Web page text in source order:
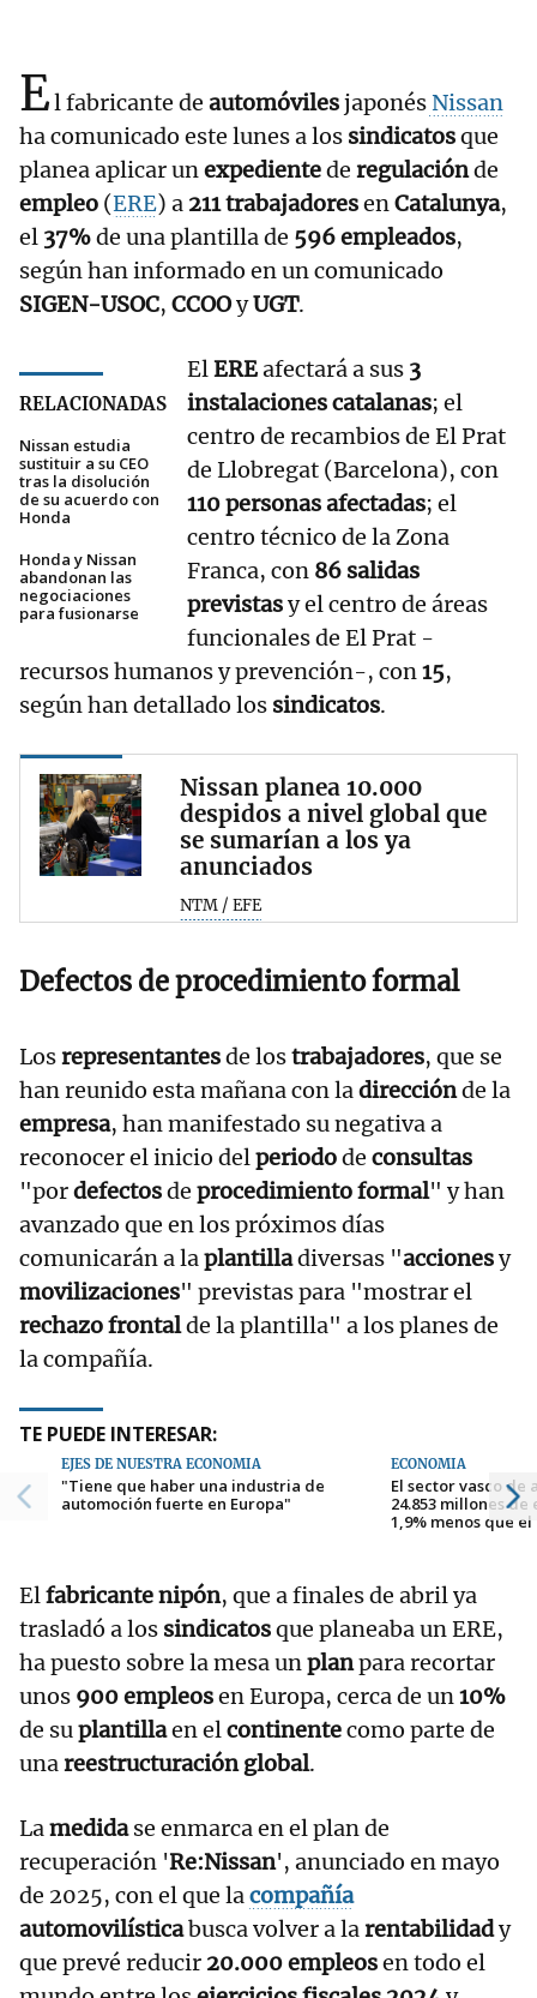
El fabricante de automóvilesjaponés Nissan
ha comunicado este lunes a los sindicatosque
planea aplicar unexpedientede regulaciónde
empleo (ERE) a 211 trabajadoresenCatalunya,
el 37%de una plantilla de 596 empleados,
según han informado en un comunicado
SIGEN-USOC, CCOOyUGT.
RELACIONADAS
Nissan estudia
sustituir a su CEO
tras la disolución
de su acuerdo con
Honda
Honda y Nissan
abandonan las
negociaciones
para fusionarse
ElEREafectará a sus 3
instalaciones catalanas; el
centro de recambios de El Prat
de Llobregat (Barcelona), con
110 personas afectadas; el
centro técnico de la Zona
Franca, con 86 salidas
previstasy el centro de áreas
funcionales de El Prat -
recursos humanos y prevención-, con15,
según han detallado los sindicatos.
Nissan planea 10.000
despidos a nivel global que
se sumarían a los ya
anunciados
NTM / EFE
Defectos de procedimiento formal
Losrepresentantesde lostrabajadores, que se
han reunido esta mañana con ladirecciónde la
empresa, han manifestado su negativa a
reconocer el inicio delperiodode consultas
"pordefectosde procedimiento formal" y han
avanzado que en los próximos días
comunicarán a laplantilladiversas "accionesy
movilizaciones" previstas para "mostrar el
rechazo frontalde la plantilla" a los planes de
la compañía.
TE PUEDE INTERESAR:
EJES DE NUESTRA ECONOMÍA
"Tiene que haber una industria de
automoción fuerte en Europa"
ECONOMÍA
El sector vasco
24.853 millones de
1,9% menos que
Elfabricante nipón, que a finales de abril ya
trasladó a los sindicatosque planeaba un ERE,
ha puesto sobre la mesa unplanpara recortar
unos 900 empleosen Europa, cerca de un10%
de suplantillaen elcontinentecomo parte de
unareestructuración global.
Lamedidase enmarca en el plan de
recuperación 'Re:Nissan', anunciado en mayo
de 2025, con el que lacompañía
automovilísticabusca volver a larentabilidady
que prevé reducir 20.000 empleosen todo el